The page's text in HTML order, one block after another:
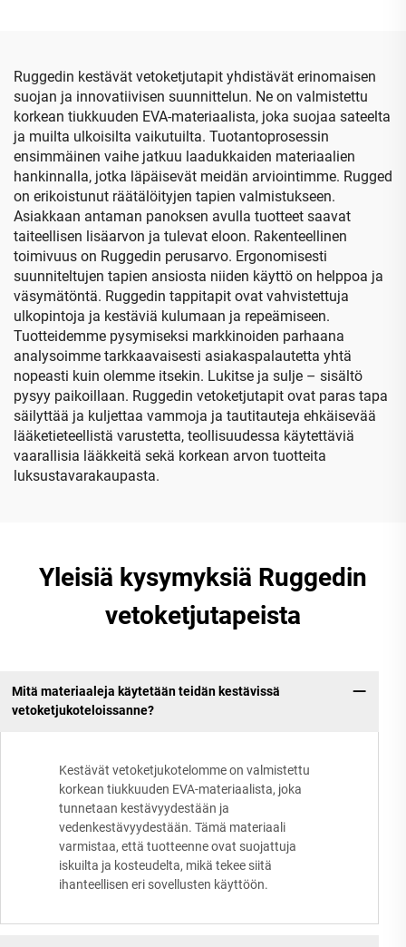
pöytätennispallopeleille,
suljettava vetoketjuilla
Ruggedin kestävät vetoketjutapit yhdistävät erinomaisen
suojan ja innovatiivisen suunnittelun. Ne on valmistettu
korkean tiukkuuden EVA-materiaalista, joka suojaa sateelta
ja muilta ulkoisilta vaikutuilta. Tuotantoprosessin
ensimmäinen vaihe jatkuu laadukkaiden materiaalien
hankinnalla, jotka läpäisevät meidän arviointimme. Rugged
on erikoistunut räätälöityjen tapien valmistukseen.
Asiakkaan antaman panoksen avulla tuotteet saavat
taiteellisen lisäarvon ja tulevat eloon. Rakenteellinen
toimivuus on Ruggedin perusarvo. Ergonomisesti
suunniteltujen tapien ansiosta niiden käyttö on helppoa ja
väsymätöntä. Ruggedin tappitapit ovat vahvistettuja
ulkopintoja ja kestäviä kulumaan ja repeämiseen.
Tuotteidemme pysymiseksi markkinoiden parhaana
analysoimme tarkkaavaisesti asiakaspalautetta yhtä
nopeasti kuin olemme itsekin. Lukitse ja sulje – sisältö
pysyy paikoillaan. Ruggedin vetoketjutapit ovat paras tapa
säilyttää ja kuljettaa vammoja ja tautitauteja ehkäisevää
lääketieteellistä varustetta, teollisuudessa käytettäviä
vaarallisia lääkkeitä sekä korkean arvon tuotteita
luksustavarakaupasta.
Yleisiä kysymyksiä Ruggedin
vetoketjutapeista
Mitä materiaaleja käytetään teidän kestävissä
vetoketjukoteloissanne?
Kestävät vetoketjukotelomme on valmistettu
korkean tiukkuuden EVA-materiaalista, joka
tunnetaan kestävyydestään ja
vedenkestävyydestään. Tämä materiaali
varmistaa, että tuotteenne ovat suojattuja
iskuilta ja kosteudelta, mikä tekee siitä
ihanteellisen eri sovellusten käyttöön.